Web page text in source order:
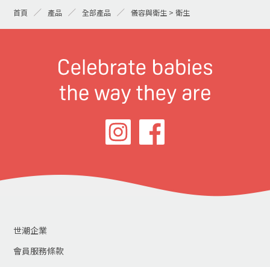
首頁 產品 全部產品 儀容與衛生 > 衛生
世潮企業
會員服務條款